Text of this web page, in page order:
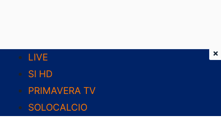
contenuto
LIVE
SI HD
PRIMAVERA TV
SOLOCALCIO
×